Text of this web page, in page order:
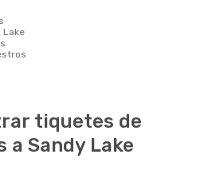
Lake
tiquetes de
a Sandy Lake